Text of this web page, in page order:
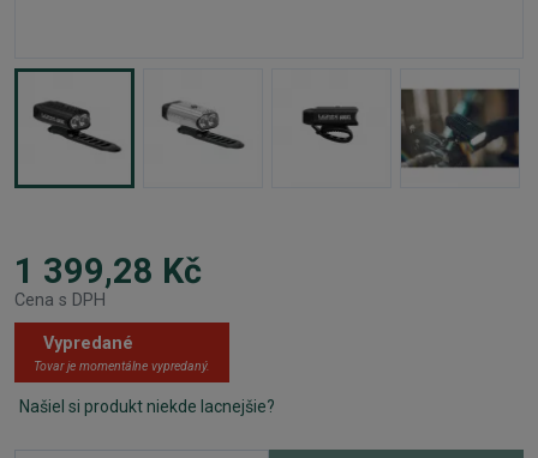
1 399,28 Kč
Cena s DPH
Vypredané
Tovar je momentálne vypredaný.
Našiel si produkt niekde lacnejšie?